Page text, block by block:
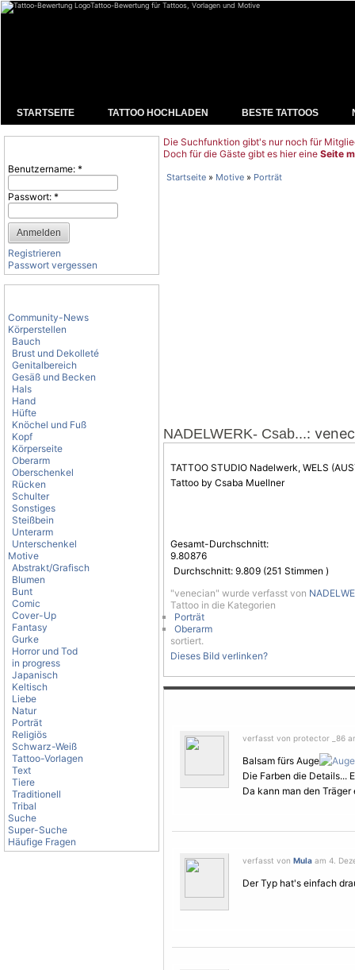
Tattoo-Bewertung für Tattoos, Vorlagen und Motive
STARTSEITE TATTOO HOCHLADEN BESTE TATTOOS
Benutzername: *
Passwort: *
Registrieren
Passwort vergessen
Community-News
Körperstellen
Bauch
Brust und Dekolleté
Genitalbereich
Gesäß und Becken
Hals
Hand
Hüfte
Knöchel und Fuß
Kopf
Körperseite
Oberarm
Oberschenkel
Rücken
Schulter
Sonstiges
Steißbein
Unterarm
Unterschenkel
Motive
Abstrakt/Grafisch
Blumen
Bunt
Comic
Cover-Up
Fantasy
Gurke
Horror und Tod
in progress
Japanisch
Keltisch
Liebe
Natur
Porträt
Religiös
Schwarz-Weiß
Tattoo-Vorlagen
Text
Tiere
Traditionell
Tribal
Suche
Super-Suche
Häufige Fragen
Die Suchfunktion gibt's nur noch für
Doch für die Gäste gibt es hier eine Seite
Startseite » Motive » Porträt
NADELWERK- Csab...:
TATTOO STUDIO Nadelwerk, WELS
Tattoo by Csaba Muellner
Gesamt-Durchschnitt:
9.80876
Durchschnitt: 9.809 (251 Stimmen )
"venecian" wurde verfasst von
Tattoo in die Kategorien
Porträt
Oberarm
sortiert.
Dieses Bild verlinken?
verfasst von protector _86
Balsam fürs Auge
Die Farben die Details...
Da kann man den
verfasst von Mula am 4.
Der Typ hat's einfach